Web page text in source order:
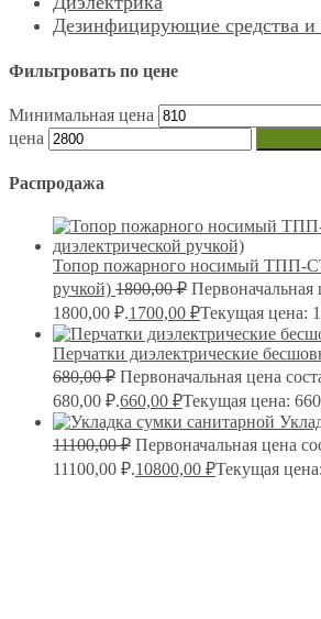
Дезинфицирующие средства и
Фильтровать по цене
Минимальная цена
цена
Распродажа
Топор пожарного носимый ТПП-
ручкой) 1800,00₽ Первоначальная
1800,00 ₽.1700,00 ₽Текущая цена:
Перчатки диэлектрические
680,00₽ Первоначальная цена
680,00 ₽.660,00 ₽Текущая цена:
11100,00₽ Первоначальная цена
11100,00 ₽.10800,00 ₽Текущая